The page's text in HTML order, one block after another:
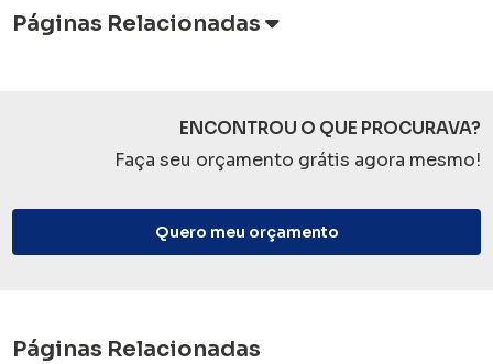
Páginas Relacionadas
ENCONTROU O QUE PROCURAVA?
Faça seu orçamento grátis agora mesmo!
Quero meu orçamento
Páginas Relacionadas